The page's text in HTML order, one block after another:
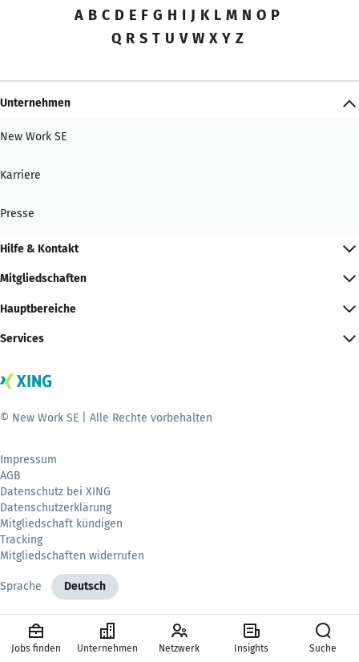
A B C D E F G H I J K L M N O P
Q R S T U V W X Y Z
Unternehmen
New Work SE
Karriere
Presse
Hilfe & Kontakt
Mitgliedschaften
Hauptbereiche
Services
© New Work SE | Alle Rechte vorbehalten
Impressum
AGB
Datenschutz bei XING
Datenschutzerklärung
Mitgliedschaft kündigen
Tracking
Mitgliedschaften widerrufen
Sprache Deutsch
Jobs finden Unternehmen Netzwerk Insights Suche